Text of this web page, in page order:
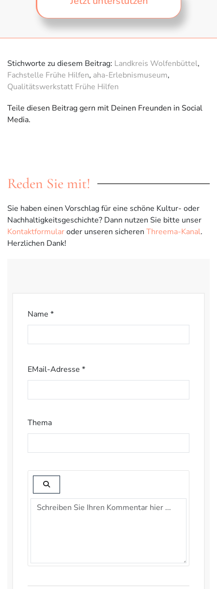
Stichworte zu diesem Beitrag: Landkreis Wolfenbüttel,
Fachstelle Frühe Hilfen, aha-Erlebnismuseum,
Qualitätswerkstatt Frühe Hilfen
Teile diesen Beitrag gern mit Deinen Freunden in Social
Media.
Reden Sie mit!
Sie haben einen Vorschlag für eine schöne Kultur- oder
Nachhaltigkeitsgeschichte? Dann nutzen Sie bitte unser
Kontaktformularoder unseren sicheren Threema-Kanal.
Herzlichen Dank!
Name *
EMail-Adresse *
Thema